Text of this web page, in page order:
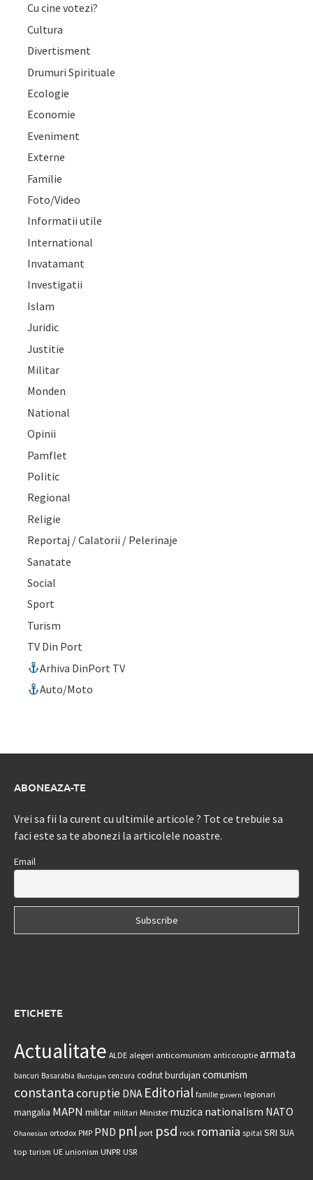
Cu cine votezi?
Cultura
Divertisment
Drumuri Spirituale
Ecologie
Economie
Eveniment
Externe
Familie
Foto/Video
Informatii utile
International
Invatamant
Investigatii
Islam
Juridic
Justitie
Militar
Monden
National
Opinii
Pamflet
Politic
Regional
Religie
Reportaj / Calatorii / Pelerinaje
Sanatate
Social
Sport
Turism
TV Din Port
Arhiva DinPort TV
Auto/Moto
ABONEAZA-TE
Vrei sa fii la curent cu ultimile articole ? Tot ce trebuie sa
faci este sa te abonezi la articolele noastre.
Email
ETICHETE
Actualitate ALDE alegeri anticomunism anticoruptie armata
bancuri Basarabia Burdujan cenzura codrut burdujan comunism
constantacoruptie DNA Editorial familie guvern legionari
mangalia MAPN militar militari Minister muzica nationalism NATO
Ohanesian ortodox PMP PND pnl port psd rock romania spital SRI SUA
top turism UE unionism UNPR USR